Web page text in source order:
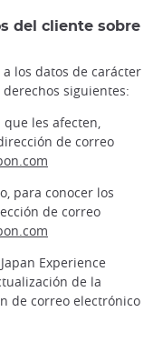
del cliente sobre
los datos de carácter
siguientes:
les afecten,
de correo
para conocer los
de correo
Experience
de la
de correo electrónico